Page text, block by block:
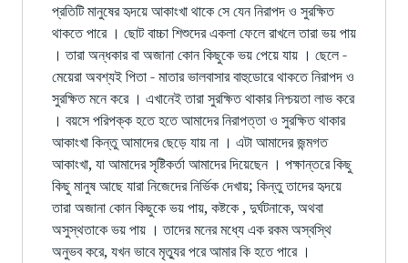
প্রতিটি মানুষের হৃদয়ে আকাংখা থাকে সে যেন নিরাপদ ও সুরক্ষিত
থাকতে পারে । ছোট বাচ্চা শিশুদের একলা ফেলে রাখলে তারা ভয় পায়
। তারা অন্ধকার বা অজানা কোন কিছুকে ভয় পেয়ে যায় । ছেলে -
মেয়েরা অবশ্যই পিতা - মাতার ভালবাসার বাহুডোরে থাকতে নিরাপদ ও
সুরক্ষিত মনে করে । এখানেই তারা সুরক্ষিত থাকার নিশ্চয়তা লাভ করে
। বয়সে পরিপক্ক হতে হতে আমাদের নিরাপত্তা ও সুরক্ষিত থাকার
আকাংখা কিন্তু আমাদের ছেড়ে যায় না । এটা আমাদের জন্মগত
আকাংখা, যা আমাদের সৃষ্টিকর্তা আমাদের দিয়েছেন । পক্ষান্তরে কিছু
কিছু মানুষ আছে যারা নিজেদের নির্ভিক দেখায়; কিন্তু তাদের হৃদয়ে
তারা অজানা কোন কিছুকে ভয় পায়, কষ্টকে , দুর্ঘটনাকে, অথবা
অসুস্থতাকে ভয় পায় । তাদের মনের মধ্যে এক রকম অস্বস্থি
অনুভব করে, যখন ভাবে মৃত্যুর পরে আমার কি হতে পারে ।